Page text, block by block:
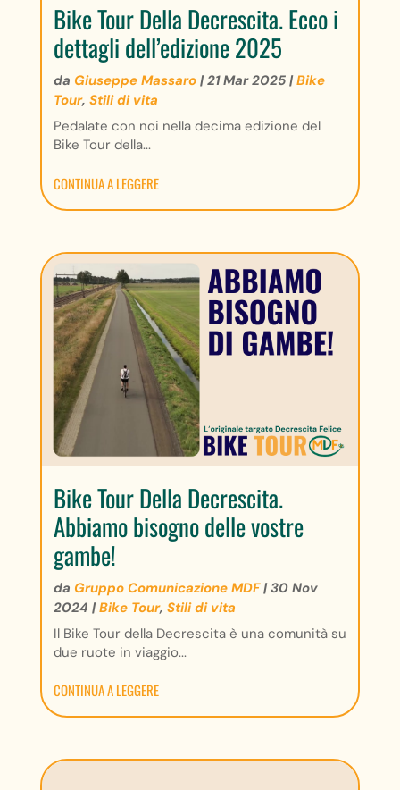
Bike Tour Della Decrescita. Ecco i
dettagli dell’edizione 2025
da Giuseppe Massaro|21 Mar 2025|Bike
Tour, Stili di vita
Pedalate con noi nella decima edizione del
Bike Tour della...
CONTINUA A LEGGERE
Bike Tour Della Decrescita.
Abbiamo bisogno delle vostre
gambe!
da Gruppo Comunicazione MDF|30 Nov
2024 |Bike Tour, Stili di vita
Il Bike Tour della Decrescita è una comunità su
due ruote in viaggio...
CONTINUA A LEGGERE